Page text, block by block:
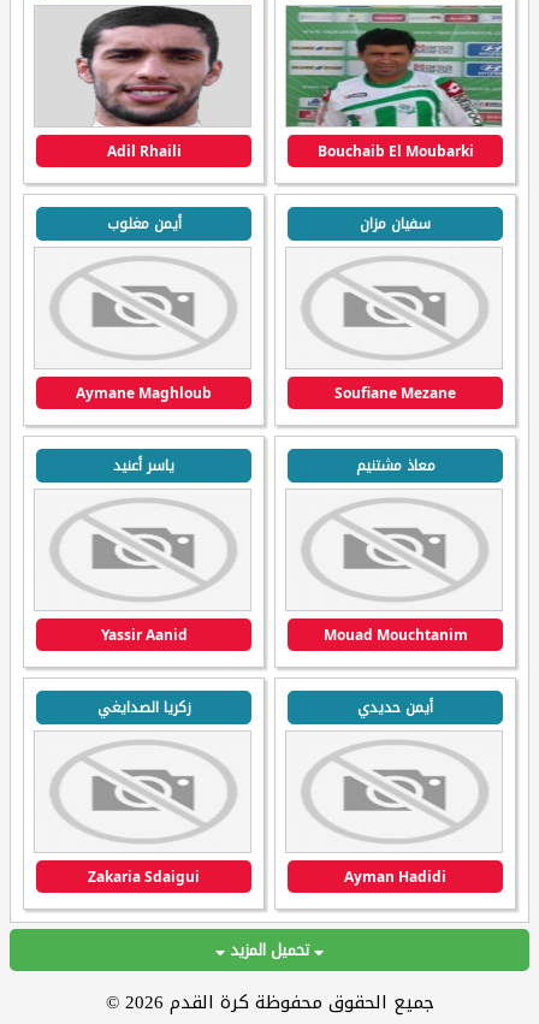
Bouchaib El Moubarki
Adil Rhaili
سفيان مزان
Soufiane Mezane
أيمن مغلوب
Aymane Maghloub
معاذ مشتنيم
Mouad Mouchtanim
ياسر أعنيد
Yassir Aanid
أيمن حديدي
Ayman Hadidi
زكريا الصدايغي
Zakaria Sdaigui
تحميل المزيد
جميع الحقوق محفوظة كرة القدم 2026 ©